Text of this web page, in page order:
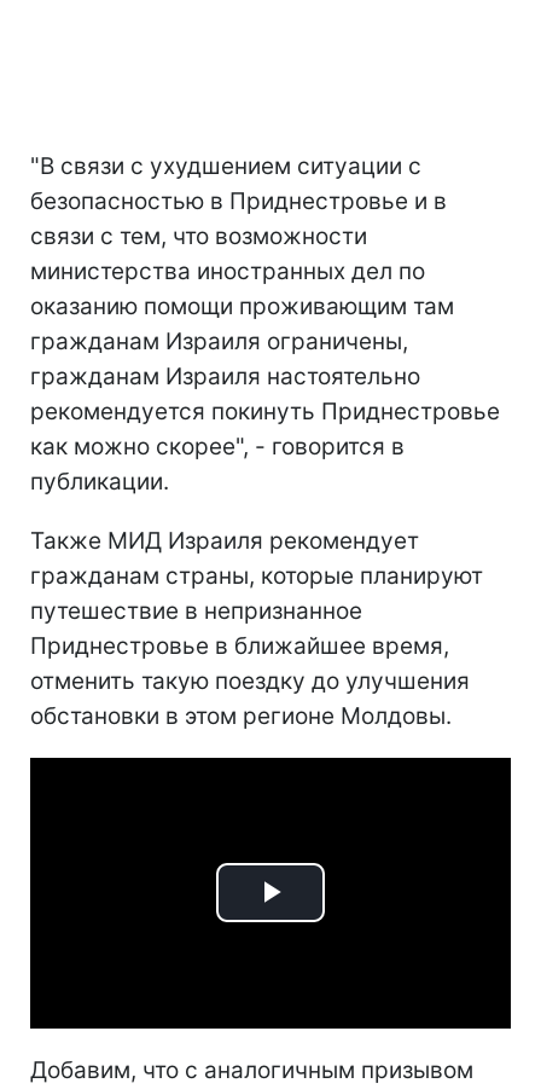
"В связи с ухудшением ситуации с
безопасностью в Приднестровье и в
связи с тем, что возможности
министерства иностранных дел по
оказанию помощи проживающим там
гражданам Израиля ограничены,
гражданам Израиля настоятельно
рекомендуется покинуть Приднестровье
как можно скорее", - говорится в
публикации.
Также МИД Израиля рекомендует
гражданам страны, которые планируют
путешествие в непризнанное
Приднестровье в ближайшее время,
отменить такую поездку до улучшения
обстановки в этом регионе Молдовы.
Play
Добавим, что с аналогичным призывом